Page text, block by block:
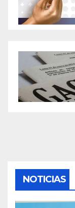
NOTICIAS